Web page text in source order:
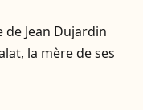
de Jean Dujardin
la mère de ses